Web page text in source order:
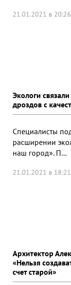
21.01.2021 в
Экологи
дроздов с
Специалисты
расширении
наш город». П...
21.01.2021 в
Архитектор
«Нельзя
счет старой»